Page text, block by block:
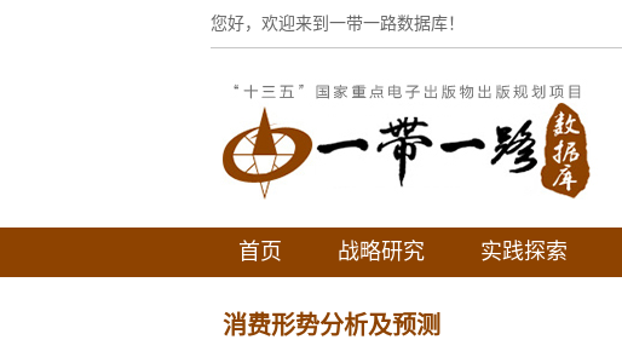
您好，欢迎来到一带一路数据库！
首页 战略研究 实践探索
消费形势分析及预测